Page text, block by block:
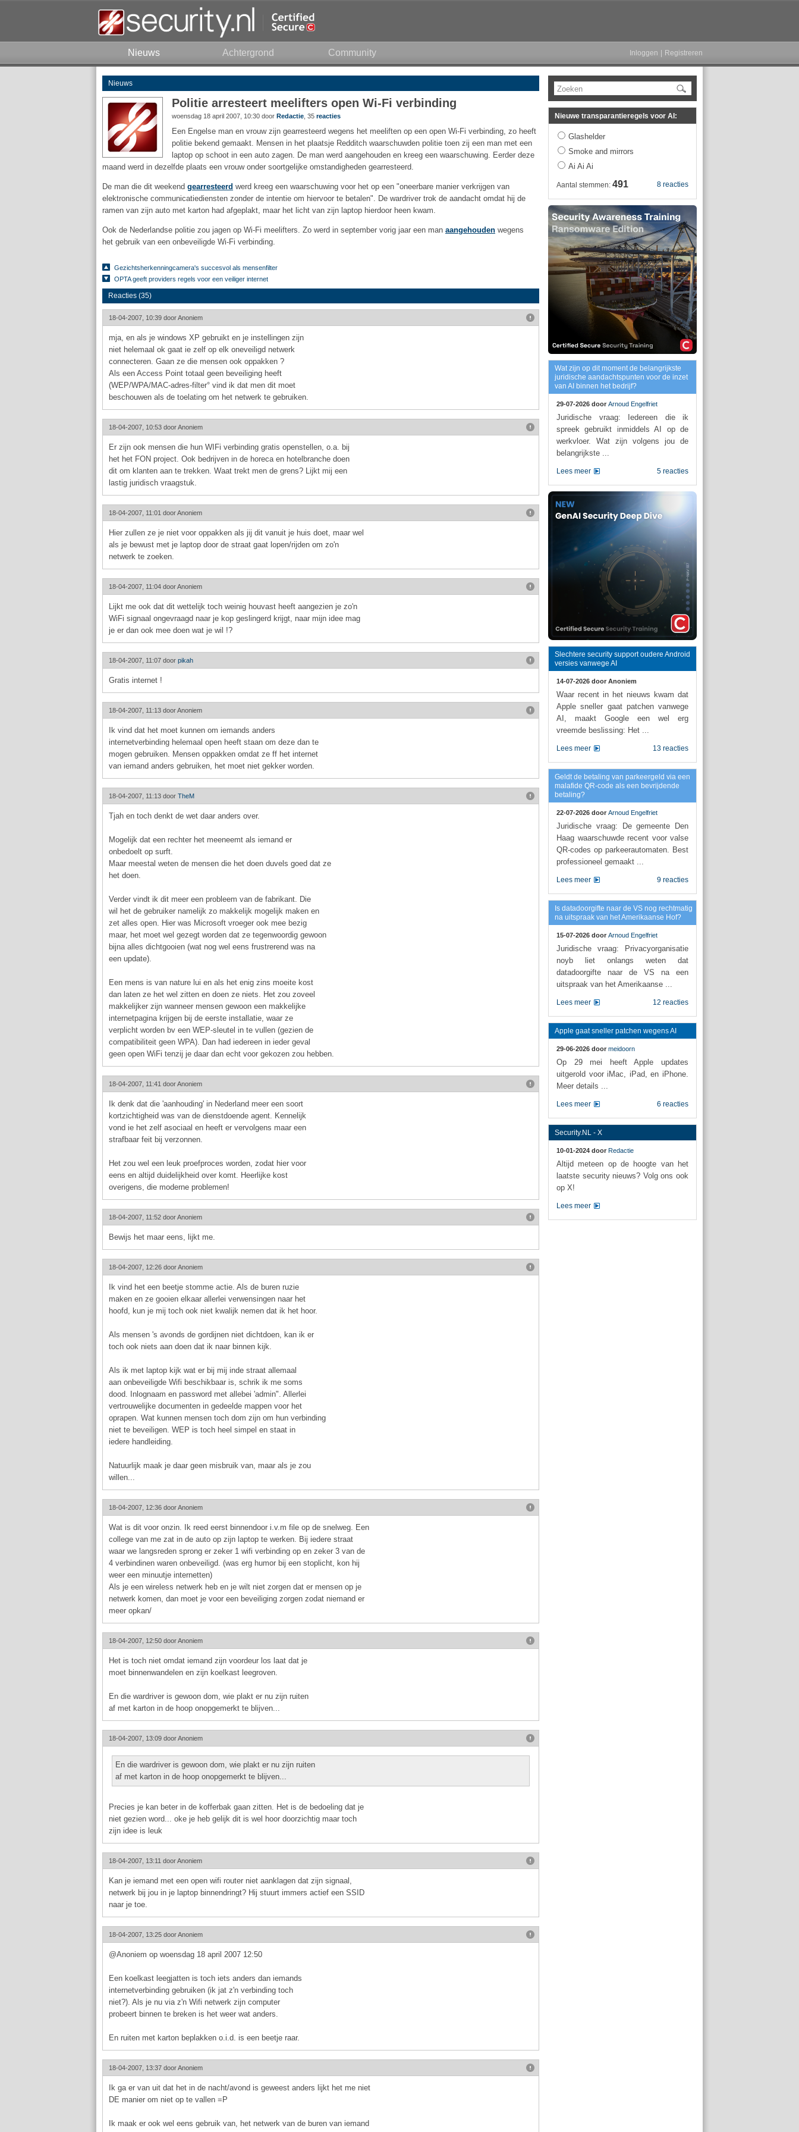
Nieuws Achtergrond Community Inloggen Registreren
Nieuws
Politie arresteert meelifters open Wi-Fi verbinding
woensdag 18 april 2007, 10:30 door Redactie , 35 reacties
Een Engelse man en vrouw zijn gearresteerd wegens het meeliften op een open Wi-Fi verbinding, zo heeft
politie bekend gemaakt. Mensen in het plaatsje Redditch waarschuwden politie toen zij een man met een
laptop op schoot in een auto zagen. De man werd aangehouden en kreeg een waarschuwing. Eerder deze
maand werd in dezelfde plaats een vrouw onder soortgelijke omstandigheden gearresteerd.
De man die dit weekend gearresteerd werd kreeg een waarschuwing voor het op een "oneerbare manier verkrijgen van
elektronische communicatiediensten zonder de intentie om hiervoor te betalen". De wardriver trok de aandacht omdat hij de
ramen van zijn auto met karton had afgeplakt, maar het licht van zijn laptop hierdoor heen kwam.
Ook de Nederlandse politie zou jagen op Wi-Fi meelifters. Zo werd in september vorig jaar een man aangehouden wegens
het gebruik van een onbeveiligde Wi-Fi verbinding.
Gezichtsherkenningcamera's succesvol als mensenfilter
OPTA geeft providers regels voor een veiliger internet
Reacties (35)
18-04-2007, 10:39 doorAnoniem
mja, en als je windows XP gebruikt en je instellingen zijn
niet helemaal ok gaat ie zelf op elk oneveiligd netwerk
connecteren. Gaan ze die mensen ook oppakken ?
Als een Access Point totaal geen beveiliging heeft
(WEP/WPA/MAC-adres-filter° vind ik dat men dit moet
beschouwen als de toelating om het netwerk te gebruiken.
18-04-2007, 10:53 doorAnoniem
Er zijn ook mensen die hun WIFi verbinding gratis openstellen, o.a. bij
het het FON project. Ook bedrijven in de horeca en hotelbranche doen
dit om klanten aan te trekken. Waat trekt men de grens? Lijkt mij een
lastig juridisch vraagstuk.
18-04-2007, 11:01 doorAnoniem
Hier zullen ze je niet voor oppakken als jij dit vanuit je huis doet, maar wel
als je bewust met je laptop door de straat gaat lopen/rijden om zo'n
netwerk te zoeken.
18-04-2007, 11:04 doorAnoniem
Lijkt me ook dat dit wettelijk toch weinig houvast heeft aangezien je zo'n
WiFi signaal ongevraagd naar je kop geslingerd krijgt, naar mijn idee mag
je er dan ook mee doen wat je wil !?
18-04-2007, 11:07 door pikah
Gratis internet !
18-04-2007, 11:13 doorAnoniem
Ik vind dat het moet kunnen om iemands anders
internetverbinding helemaal open heeft staan om deze dan te
mogen gebruiken. Mensen oppakken omdat ze ff het internet
van iemand anders gebruiken, het moet niet gekker worden.
18-04-2007, 11:13 door TheM
Tjah en toch denkt de wet daar anders over.
Mogelijk dat een rechter het meeneemt als iemand er
onbedoelt op surft.
Maar meestal weten de mensen die het doen duvels goed dat ze
het doen.
Verder vindt ik dit meer een probleem van de fabrikant. Die
wil het de gebruiker namelijk zo makkelijk mogelijk maken en
zet alles open. Hier was Microsoft vroeger ook mee bezig
maar, het moet wel gezegt worden dat ze tegenwoordig gewoon
bijna alles dichtgooien (wat nog wel eens frustrerend was na
een update).
Een mens is van nature lui en als het enig zins moeite kost
dan laten ze het wel zitten en doen ze niets. Het zou zoveel
makkelijker zijn wanneer mensen gewoon een makkelijke
internetpagina krijgen bij de eerste installatie, waar ze
verplicht worden bv een WEP-sleutel in te vullen (gezien de
compatibiliteit geen WPA). Dan had iedereen in ieder geval
geen open WiFi tenzij je daar dan echt voor gekozen zou hebben.
18-04-2007, 11:41 doorAnoniem
Ik denk dat die 'aanhouding' in Nederland meer een soort
kortzichtigheid was van de dienstdoende agent. Kennelijk
vond ie het zelf asociaal en heeft er vervolgens maar een
strafbaar feit bij verzonnen.
Het zou wel een leuk proefproces worden, zodat hier voor
eens en altijd duidelijkheid over komt. Heerlijke kost
overigens, die moderne problemen!
18-04-2007, 11:52 doorAnoniem
Bewijs het maar eens, lijkt me.
18-04-2007, 12:26 doorAnoniem
Ik vind het een beetje stomme actie. Als de buren ruzie
maken en ze gooien elkaar allerlei verwensingen naar het
hoofd, kun je mij toch ook niet kwalijk nemen dat ik het hoor.
Als mensen 's avonds de gordijnen niet dichtdoen, kan ik er
toch ook niets aan doen dat ik naar binnen kijk.
Als ik met laptop kijk wat er bij mij inde straat allemaal
aan onbeveiligde Wifi beschikbaar is, schrik ik me soms
dood. Inlognaam en password met allebei 'admin". Allerlei
vertrouwelijke documenten in gedeelde mappen voor het
oprapen. Wat kunnen mensen toch dom zijn om hun verbinding
niet te beveiligen. WEP is toch heel simpel en staat in
iedere handleiding.
Natuurlijk maak je daar geen misbruik van, maar als je zou
willen...
18-04-2007, 12:36 doorAnoniem
Wat is dit voor onzin. Ik reed eerst binnendoor i.v.m file op de snelweg. Een
college van me zat in de auto op zijn laptop te werken. Bij iedere straat
waar we langsreden sprong er zeker 1 wifi verbinding op en zeker 3 van de
4 verbindinen waren onbeveiligd. (was erg humor bij een stoplicht, kon hij
weer een minuutje internetten)
Als je een wireless netwerk heb en je wilt niet zorgen dat er mensen op je
netwerk komen, dan moet je voor een beveiliging zorgen zodat niemand er
meer opkan/
18-04-2007, 12:50 doorAnoniem
Het is toch niet omdat iemand zijn voordeur los laat dat je
moet binnenwandelen en zijn koelkast leegroven.
En die wardriver is gewoon dom, wie plakt er nu zijn ruiten
af met karton in de hoop onopgemerkt te blijven...
18-04-2007, 13:09 doorAnoniem
En die wardriver is gewoon dom, wie plakt er nu zijn ruiten
af met karton in de hoop onopgemerkt te blijven...
Precies je kan beter in de kofferbak gaan zitten. Het is de bedoeling dat je
niet gezien word... oke je heb gelijk dit is wel hoor doorzichtig maar toch
zijn idee is leuk
18-04-2007, 13:11 doorAnoniem
Kan je iemand met een open wifi router niet aanklagen dat zijn signaal,
netwerk bij jou in je laptop binnendringt? Hij stuurt immers actief een SSID
naar je toe.
18-04-2007, 13:25 doorAnoniem
@Anoniem op woensdag 18 april 2007 12:50
Een koelkast leegjatten is toch iets anders dan iemands
internetverbinding gebruiken (ik jat z'n verbinding toch
niet?). Als je nu via z'n Wifi netwerk zijn computer
probeert binnen te breken is het weer wat anders.
En ruiten met karton beplakken o.i.d. is een beetje raar.
18-04-2007, 13:37 doorAnoniem
Ik ga er van uit dat het in de nacht/avond is geweest anders lijkt het me niet
DE manier om niet op te vallen =P
Ik maak er ook wel eens gebruik van, het netwerk van de buren van iemand
Zoeken
Nieuwe transparantieregels voor AI:
Glashelder
Smoke and mirrors
Ai Ai Ai
8 reacties
Aantal stemmen: 491
Wat zijn op dit moment de belangrijkste
juridische aandachtspunten voor de inzet
van AI binnen het bedrijf?
29-07-2026 door Arnoud Engelfriet
Juridische vraag: Iedereen die ik
spreek gebruikt inmiddels AI op de
werkvloer. Wat zijn volgens jou de
belangrijkste ...
5 reacties
Lees meer
Slechtere security support oudere Android
versies vanwege AI
14-07-2026 door Anoniem
Waar recent in het nieuws kwam dat
Apple sneller gaat patchen vanwege
AI, maakt Google een wel erg
vreemde beslissing: Het ...
13 reacties
Lees meer
Geldt de betaling van parkeergeld via een
malafide QR-code als een bevrijdende
betaling?
22-07-2026 door Arnoud Engelfriet
Juridische vraag: De gemeente Den
Haag waarschuwde recent voor valse
QR-codes op parkeerautomaten. Best
professioneel gemaakt ...
9 reacties
Lees meer
Is datadoorgifte naar de VS nog rechtmatig
na uitspraak van het Amerikaanse Hof?
15-07-2026 door Arnoud Engelfriet
Juridische vraag: Privacyorganisatie
noyb liet onlangs weten dat
datadoorgifte naar de VS na een
uitspraak van het Amerikaanse ...
12 reacties
Lees meer
Apple gaat sneller patchen wegens AI
29-06-2026 door meidoorn
Op 29 mei heeft Apple updates
uitgerold voor iMac, iPad, en iPhone.
Meer details ...
6 reacties
Lees meer
Security.NL - X
10-01-2024 door Redactie
Altijd meteen op de hoogte van het
laatste security nieuws? Volg ons ook
op X!
Lees meer